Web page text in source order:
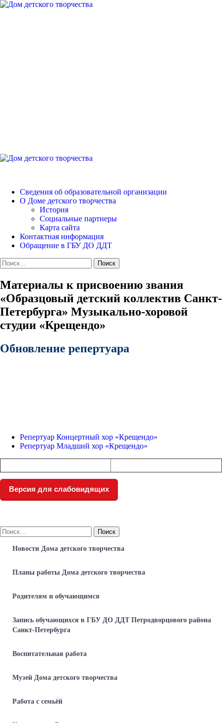
Перейти
Основное
Сведения об образовательной организации
О Доме детского творчества
История
Социальные партнеры
Карта сайта
Контактная информация
Обращение в ГБУ ДО ДДТ
Найти:
Материалы к присвоению звания
«Образцовый детский коллектив Санкт-
Петербурга» Музыкально-хоровой
студии «Крещендо»
Обновление репертуара
Репертуар Концертный хор «Крещендо»
Репертуар Младший хор «Крещендо»
Версия для слабовидящих
Найти:
Новости Дома детского творчества
Планы работы Дома детского творчества
Родителям и обучающимся
Запись обучающихся в ГБУ ДО ДДТ Петродворцового района
Санкт-Петербурга
Воспитательная работа
Музей Дома детского творчества
Работа с семьёй